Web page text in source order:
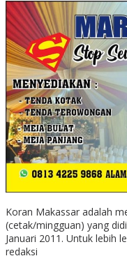
Koran Makassar adalah
(cetak/mingguan) yang
Januari 2011. Untuk lebih
redaksi